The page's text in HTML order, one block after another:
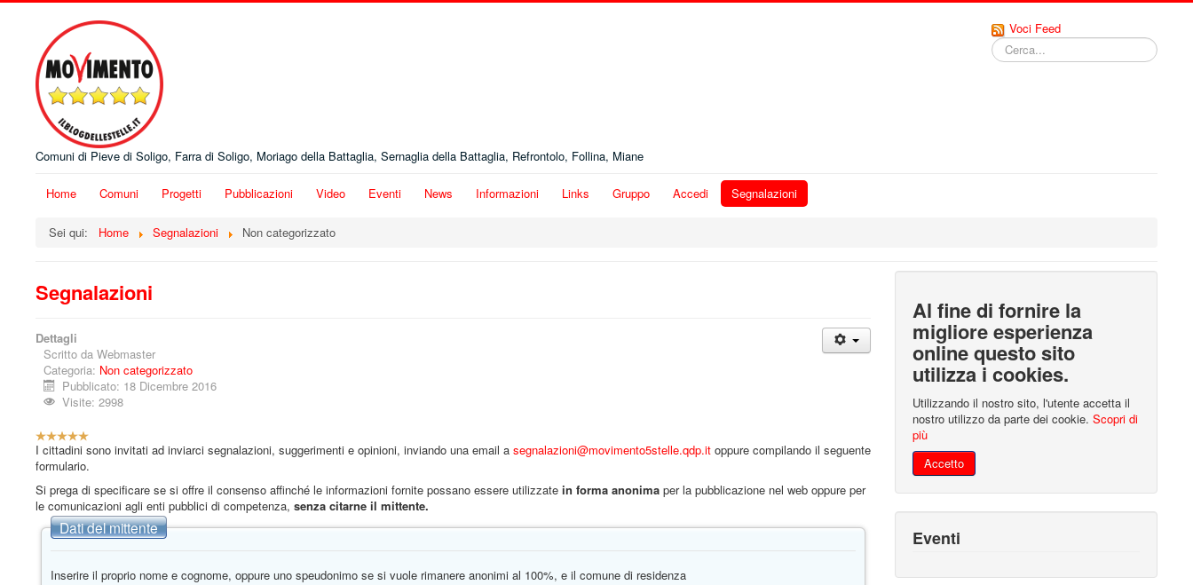
Comuni di Pieve di Soligo, Farra di Soligo, Moriago della Battaglia, Sernaglia della Battaglia, Refrontolo, Follina, Miane
Voci Feed
Cerca...
Home Comuni Progetti Pubblicazioni Video Eventi News Informazioni Links Gruppo Accedi Segnalazioni
Sei qui: Home Segnalazioni Non categorizzato
Segnalazioni
Dettagli
Scritto da Webmaster
Categoria: Non categorizzato
Pubblicato: 18 Dicembre 2016
Visite: 2998
V
a
l
u
t
a
z
I cittadini sono invitati ad inviarci segnalazioni, suggerimenti e opinioni, inviando una email a segnalazioni@movimento5stelle.qdp.it oppure compilando il seguente
formulario.
Si prega di specificare se si offre il consenso affinché le informazioni fornite possano essere utilizzate in forma anonima per la pubblicazione nel web oppure per
le comunicazioni agli enti pubblici di competenza, senza citarne il mittente.
Dati del mittente
Inserire il proprio nome e cognome, oppure uno speudonimo se si vuole rimanere anonimi al 100%, e il comune di residenza
Al fine di fornire la
migliore esperienza
online questo sito
utilizza i cookies.
Utilizzando il nostro sito, l'utente accetta il
nostro utilizzo da parte dei cookie.Scopri di
più
Accetto
Eventi